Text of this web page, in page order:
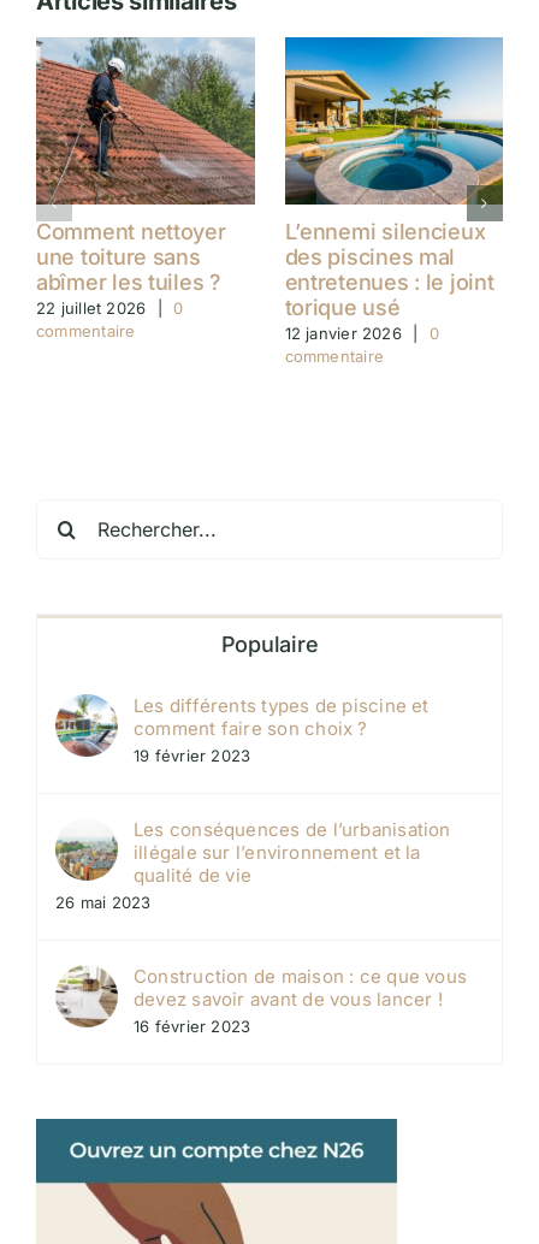
Comment nettoyer
une toiture sans
abîmer les tuiles ?
22 juillet 2026
0
commentaire
L’ennemi silencieux
des piscines mal
entretenues : le joint
torique usé
12 janvier 2026
0
commentaire
Populaire
Les différents types de piscine et
comment faire son choix ?
19 février 2023
Les conséquences de l’urbanisation
illégale sur l’environnement et la
qualité de vie
26 mai 2023
Construction de maison : ce que vous
devez savoir avant de vous lancer !
16 février 2023